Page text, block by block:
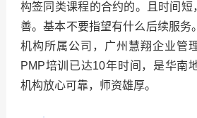
构签同类课程的合约的。且时间短
善。基本不要指望有什么后续服务
机构所属公司，广州慧翔企业管
PMP培训已达10年时间，是华南
机构放心可靠，师资雄厚。